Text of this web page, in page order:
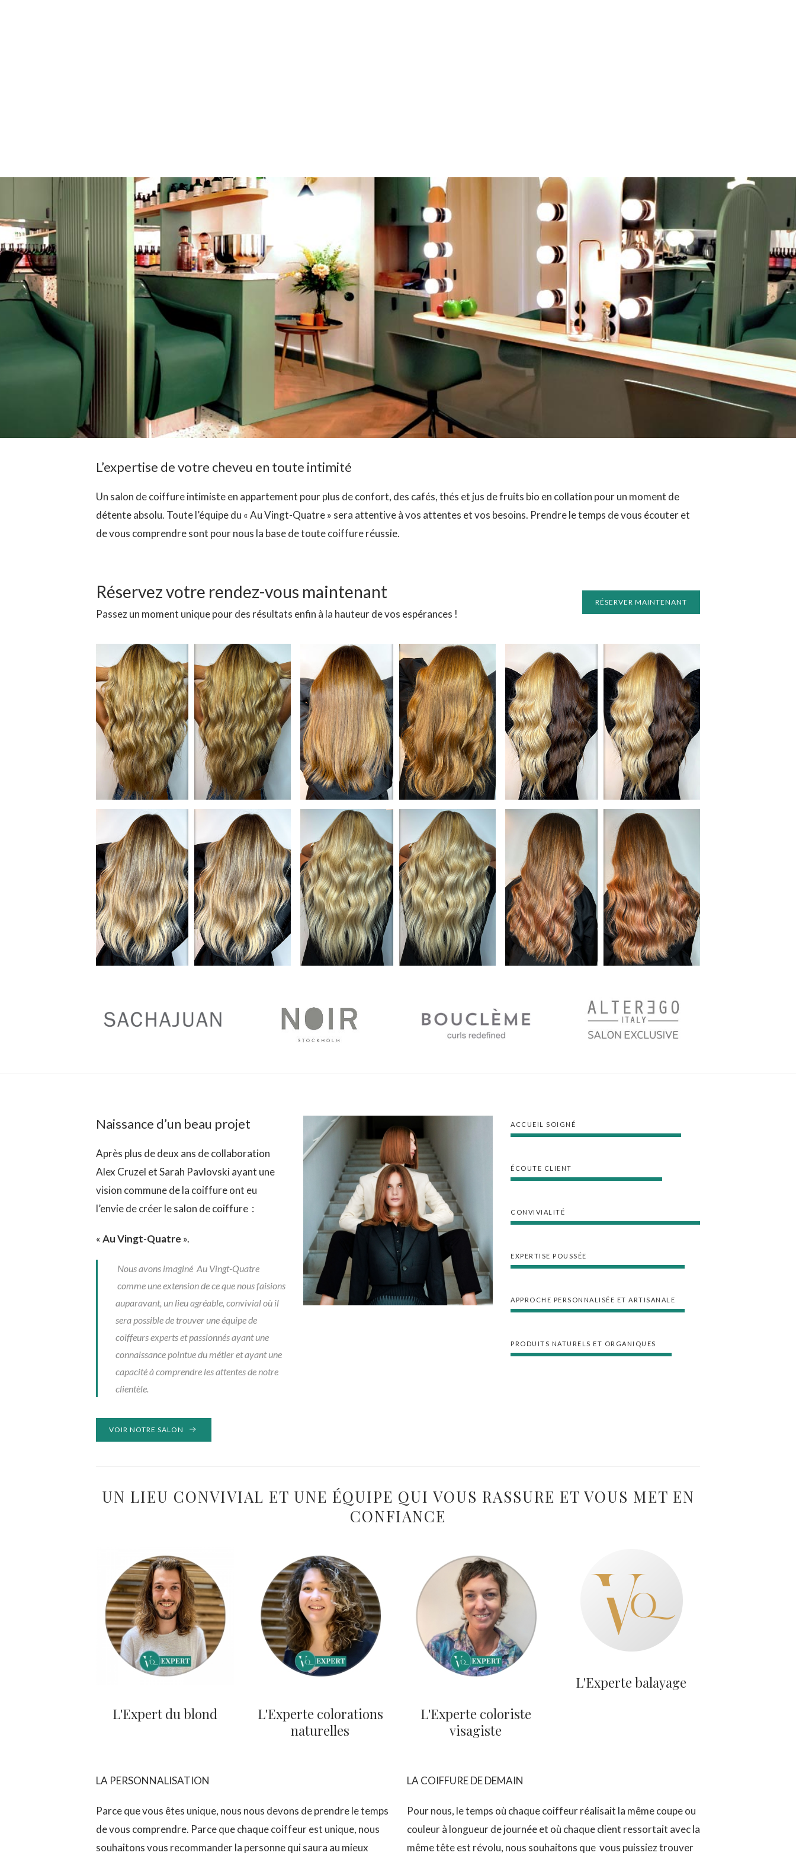
L’expertise de votre cheveu en toute intimité
Un salon de coiffure intimiste en appartement pour plus de confort, des cafés, thés et jus de fruits bio en collation pour un moment de
détente absolu. Toute l’équipe du « Au Vingt-Quatre » sera attentive à vos attentes et vos besoins. Prendre le temps de vous écouter et
de vous comprendre sont pour nous la base de toute coiffure réussie.
Réservez votre rendez-vous maintenant
Passez un moment unique pour des résultats enfin à la hauteur de vos espérances !
RÉSERVER MAINTENANT
Naissance d’un beau projet
Après plus de deux ans de collaboration
Alex Cruzel et Sarah Pavlovski ayant une
vision commune de la coiffure ont eu
l’envie de créer le salon de coiffure :
«Au Vingt-Quatre ».
Nous avons imaginé Au Vingt-Quatre
comme une extension de ce que nous faisions
auparavant, un lieu agréable, convivial où il
sera possible de trouver une équipe de
coiffeurs experts et passionnés ayant une
connaissance pointue du métier et ayant une
capacité à comprendre les attentes de notre
clientèle.
VOIR NOTRE SALON
ACCUEIL SOIGNÉ
ÉCOUTE CLIENT
CONVIVIALITÉ
EXPERTISE POUSSÉE
APPROCHE PERSONNALISÉE ET ARTISANALE
PRODUITS NATURELS ET ORGANIQUES
UN LIEU CONVIVIAL ET UNE ÉQUIPE QUI VOUS RASSURE ET VOUS MET EN
CONFIANCE
L'Expert du blond
L'Experte colorations
naturelles
L'Experte coloriste
visagiste
L'Experte balayage
LA PERSONNALISATION
Parce que vous êtes unique, nous nous devons de prendre le temps
de vous comprendre. Parce que chaque coiffeur est unique, nous
souhaitons vous recommander la personne qui saura au mieux
LA COIFFURE DE DEMAIN
Pour nous, le temps où chaque coiffeur réalisait la même coupe ou
couleur à longueur de journée et où chaque client ressortait avec la
même tête est révolu, nous souhaitons que vous puissiez trouver